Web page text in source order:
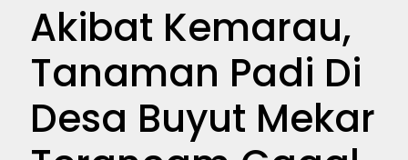
Akibat Kemarau,
Tanaman Padi Di
Desa Buyut Mekar